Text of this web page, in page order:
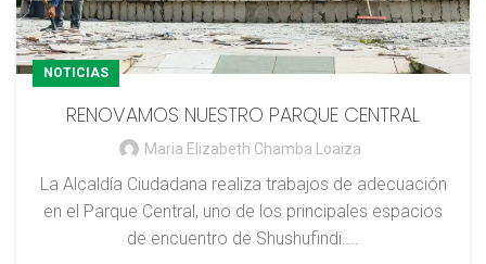
NOTICIAS
RENOVAMOS NUESTRO PARQUE CENTRAL
Maria Elizabeth Chamba Loaiza
La Alcaldía Ciudadana realiza trabajos de adecuación
en el Parque Central, uno de los principales espacios
de encuentro de Shushufindi....